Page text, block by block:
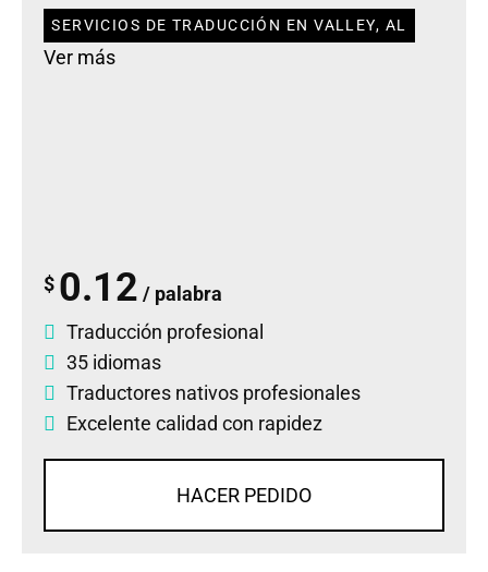
SERVICIOS DE TRADUCCIÓN EN VALLEY, AL
Ver más
$ 0.12 / palabra
Traducción profesional
35 idiomas
Traductores nativos profesionales
Excelente calidad con rapidez
HACER PEDIDO